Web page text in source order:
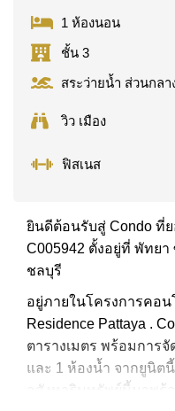
1 ห้องนอน
ชั้น 3
สระว่ายน้ำ ส่วนกลา
วิว เมือง
ฟิสเนส
ยินดีต้อนรับสู่ Condo ที่ย
C005942 ตั้งอยู่ที่ พัทยา
ชลบุรี
อยู่ภายในโครงการคอ
Residence Pattaya .
ตารางเมตร พร้อมการ
และ 1 ห้องน้ำ จากยูนิต
อสังหาริมทรัพย์นี้มาพร้